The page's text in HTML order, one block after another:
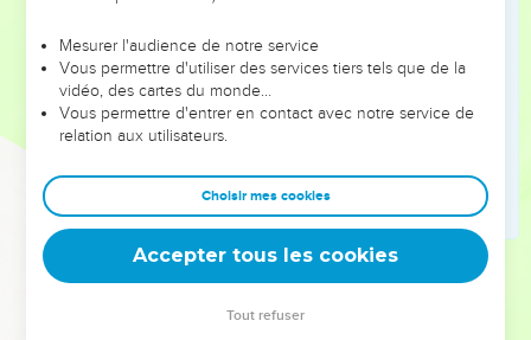
S’il le faut, il vous fera disparaître du bon pays qu’il vous a
lui-même donné.
Supposons ceci : Vous n’obéissez pas à l’alliance que le
SEIGNEUR votre Dieu vous a commandé de respecter, vous
vous tournez vers d’autres dieux et vous vous mettez à
genoux pour les adorer. Alors le SEIGNEUR se mettra en
colère contre vous, et vous disparaîtrez très vite du bon pays
qu’il vous a donné. »
© Société biblique française – Bibli’O, 2000, avec autorisation. Pour vous procurer
Mesurer l'audience de notre service
Vous permettre d'utiliser des services tiers tels que de la
vidéo, des cartes du monde…
Vous permettre d'entrer en contact avec notre service de
relation aux utilisateurs.
Choisir mes cookies
Accepter tous les cookies
Tout refuser